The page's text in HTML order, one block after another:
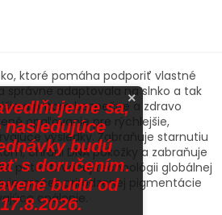
ktoré pomáha podporiť vlastné
správne adaptovala na slnko a tak
a pritom bezpečne a zdravo
opaľovanie pre rýchlejšie,
výsledky. Zabraňuje starnutiu
chráni DNA pokožky a zabraňuje
patentovanej technológii globálnej
proces prirodzenej pigmentácie
opálenie.
×
sa,
nasledujúce
budú
s doručením.
budú od
17.8.2026.